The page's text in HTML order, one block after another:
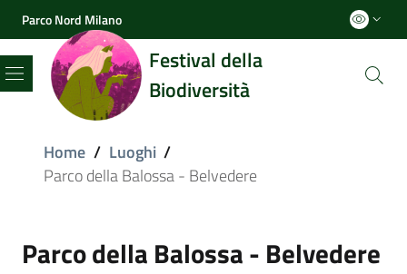
Parco Nord Milano
Festival della
Biodiversità
Menu
Home / Luoghi /
Parco della Balossa - Belvedere
Parco della Balossa - Belvedere